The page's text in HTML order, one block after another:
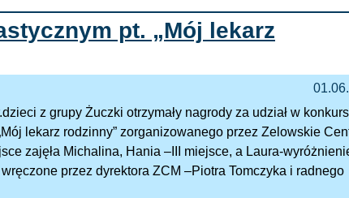
pt. „Mój lekarz
z grupy Żuczki otrzymały nagrody za udział w
lekarz rodzinny” zorganizowanego przez Zelowskie
zajęła Michalina, Hania –III miejsce, a Laura-
wręczone przez dyrektora ZCM –Piotra Tomczyka i radnego